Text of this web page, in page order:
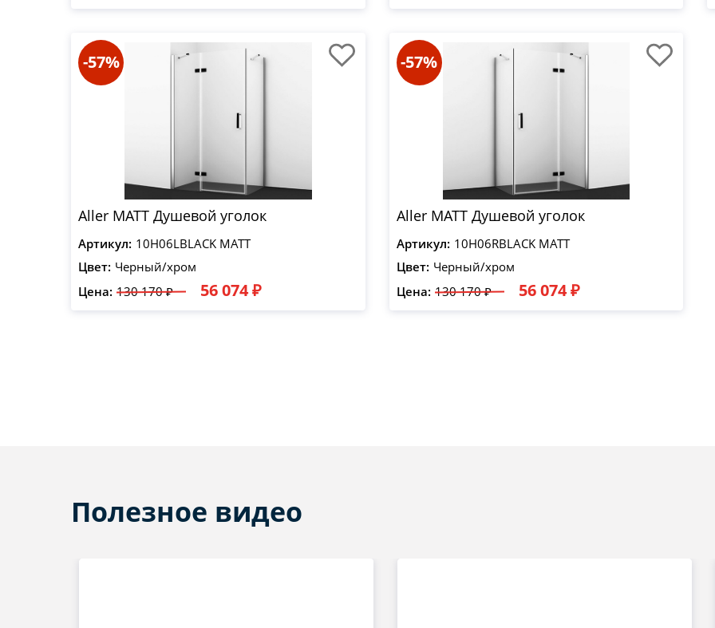
-57%
Aller MATT Душевой уголок
Артикул: 10H06LBLACK MATT
Цвет: Черный/хром
Цена: 130 170 ₽ 56 074 ₽
-57%
Aller MATT Душевой уголок
Артикул: 10H06RBLACK MATT
Цвет: Черный/хром
Цена: 130 170 ₽ 56 074 ₽
Полезное видео